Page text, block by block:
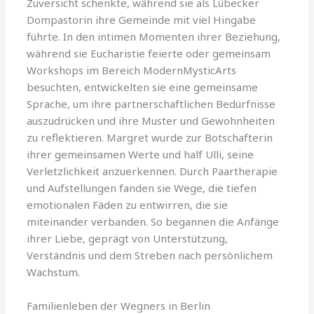
Dompastorin ihre Gemeinde mit viel Hingabe
führte. In den intimen Momenten ihrer Beziehung,
während sie Eucharistie feierte oder gemeinsam
Workshops im Bereich ModernMysticArts
besuchten, entwickelten sie eine gemeinsame
Sprache, um ihre partnerschaftlichen Bedürfnisse
auszudrücken und ihre Muster und Gewohnheiten
zu reflektieren. Margret wurde zur Botschafterin
ihrer gemeinsamen Werte und half Ulli, seine
Verletzlichkeit anzuerkennen. Durch Paartherapie
und Aufstellungen fanden sie Wege, die tiefen
emotionalen Fäden zu entwirren, die sie
miteinander verbanden. So begannen die Anfänge
ihrer Liebe, geprägt von Unterstützung,
Verständnis und dem Streben nach persönlichem
Wachstum.
Familienleben der Wegners in Berlin